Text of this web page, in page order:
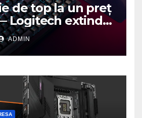
de top la un preț
Logitech extinde
un nou mouse și
pentru
PC
ADMIN